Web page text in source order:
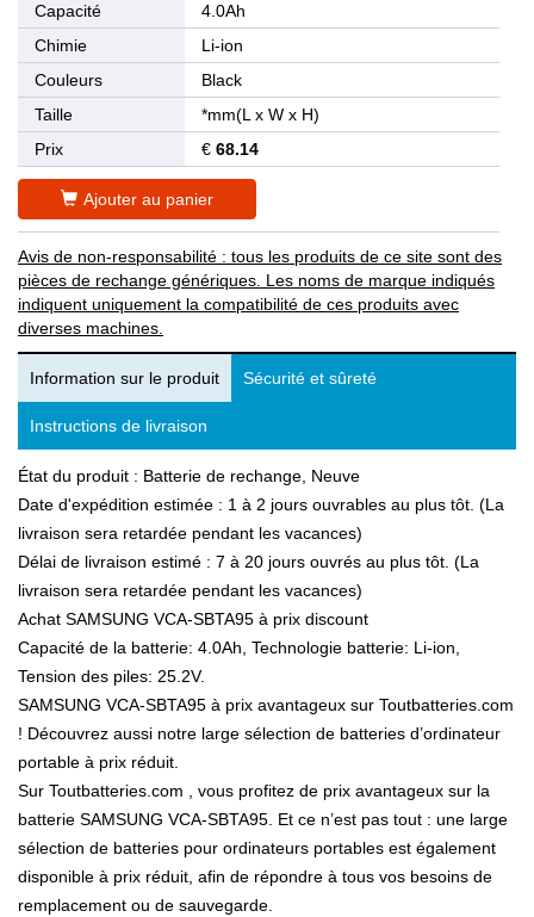
Capacité
4.0Ah
Chimie
Li-ion
Couleurs
Black
Taille
*mm(L x W x H)
Prix
€ 68.14
Ajouter au panier
Avis de non-responsabilité : tous les produits de ce site sont des
pièces de rechange génériques. Les noms de marque indiqués
indiquent uniquement la compatibilité de ces produits avec
diverses machines.
Information sur le produit Sécurité et sûreté
Instructions de livraison
État du produit : Batterie de rechange, Neuve
Date d'expédition estimée : 1 à 2 jours ouvrables au plus tôt. (La
livraison sera retardée pendant les vacances)
Délai de livraison estimé : 7 à 20 jours ouvrés au plus tôt. (La
livraison sera retardée pendant les vacances)
Achat SAMSUNG VCA-SBTA95 à prix discount
Capacité de la batterie: 4.0Ah, Technologie batterie: Li-ion,
Tension des piles: 25.2V.
SAMSUNG VCA-SBTA95 à prix avantageux sur Toutbatteries.com
! Découvrez aussi notre large sélection de batteries d’ordinateur
portable à prix réduit.
Sur Toutbatteries.com , vous profitez de prix avantageux sur la
batterie SAMSUNG VCA-SBTA95. Et ce n’est pas tout : une large
sélection de batteries pour ordinateurs portables est également
disponible à prix réduit, afin de répondre à tous vos besoins de
remplacement ou de sauvegarde.